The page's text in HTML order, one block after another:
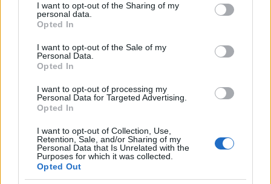
not limited to your visit or usage behaviour. You may click to
grant or deny consent to Google and its third-party tags to
use your data for below specified purposes in below Google
consent section.
I want to opt-out of the Sharing of my
personal data.
Opted In
I want to opt-out of the Sale of my
Personal Data.
Opted In
I want to opt-out of processing my
Personal Data for Targeted Advertising.
Opted In
I want to opt-out of Collection, Use,
Retention, Sale, and/or Sharing of my
Personal Data that Is Unrelated with the
Purposes for which it was collected.
Opted Out
Σύμφωνα με την Πυροσβεστική το κύριο μέτωπο
της πυρκαγιάς του Έβρου εντοπίζεται στην
περιοχή της Λεπτοκαρυάς,
σημειώθηκαν κατά την διάρκεια της νύχτας στη